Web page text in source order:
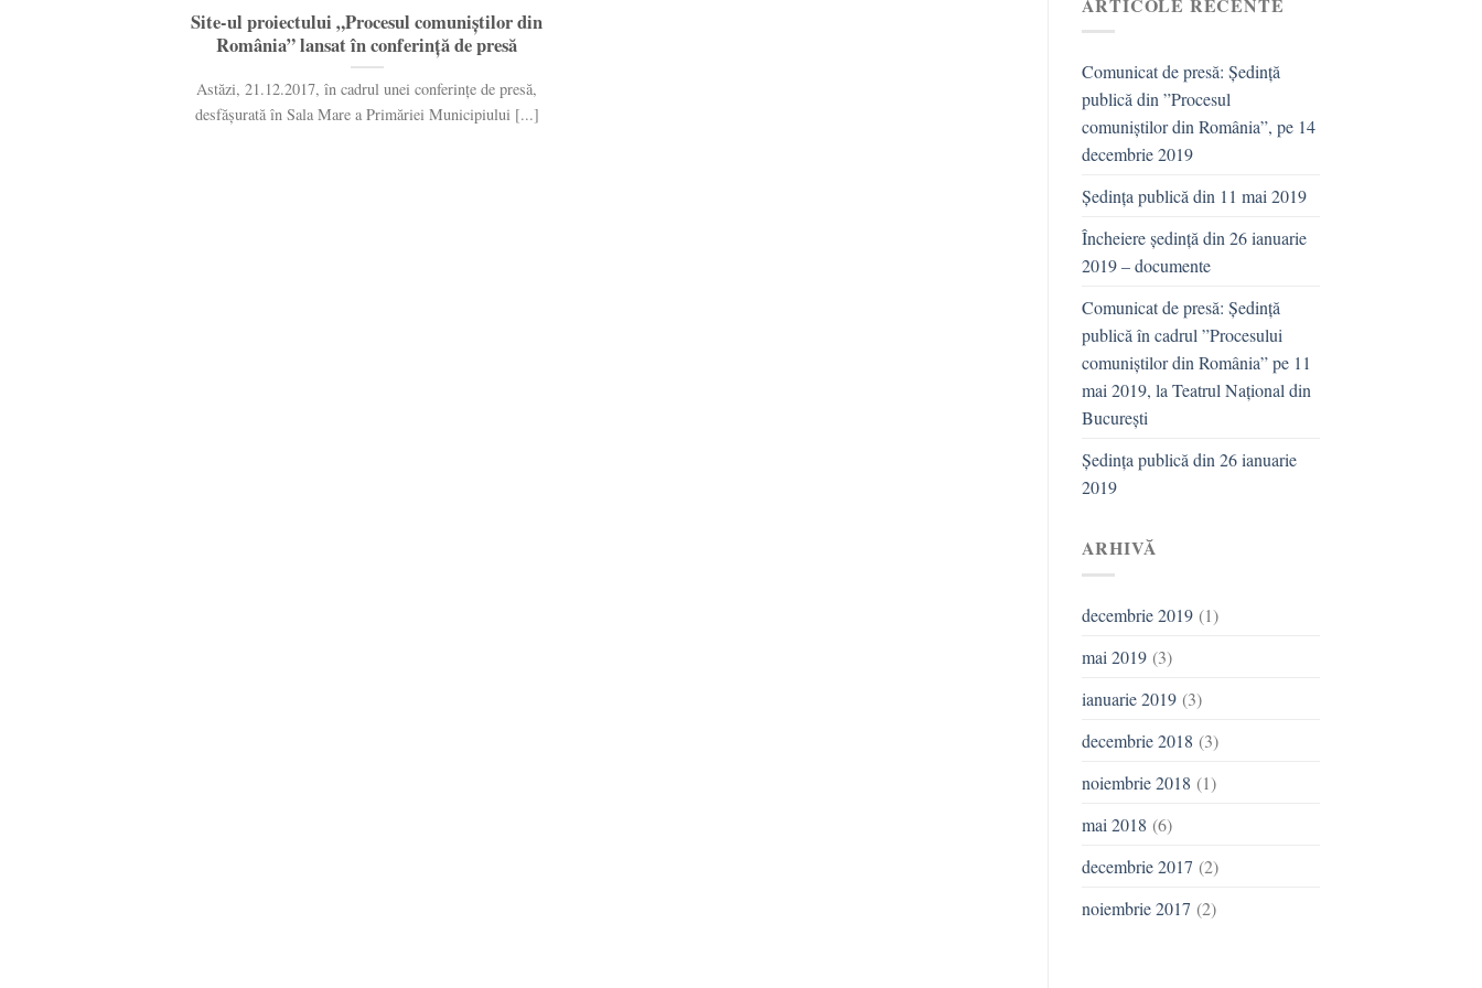
Site-ul proiectului „Procesul comuniștilor din
România” lansat în conferință de presă
Astăzi, 21.12.2017, în cadrul unei conferințe de presă,
desfășurată în Sala Mare a Primăriei Municipiului [...]
Comunicat de presă: Ședință
publică din ”Procesul
comuniștilor din România”, pe 14
decembrie 2019
Ședința publică din 11 mai 2019
Încheiere ședință din 26 ianuarie
2019 – documente
Comunicat de presă: Ședință
publică în cadrul ”Procesului
comuniștilor din România” pe 11
mai 2019, la Teatrul Național din
București
Ședința publică din 26 ianuarie
2019
ARHIVĂ
decembrie 2019(1)
mai 2019(3)
ianuarie 2019(3)
decembrie 2018 (3)
noiembrie 2018 (1)
mai 2018 (6)
decembrie 2017 (2)
noiembrie 2017 (2)